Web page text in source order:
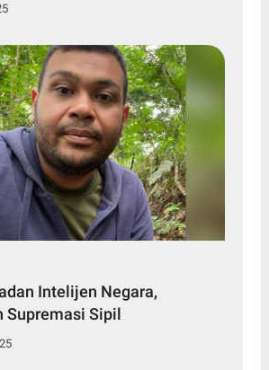
Intelijen Negara,
Supremasi Sipil